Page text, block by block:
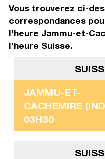
Vous trouverez ci-
correspondances
l'heure Jammu-et-
l'heure Suisse.
JAMMU-ET-
CACHEMIRE
03H30